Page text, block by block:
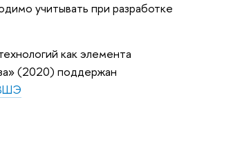
учитывать при разработке
как элемента
(2020) поддержан